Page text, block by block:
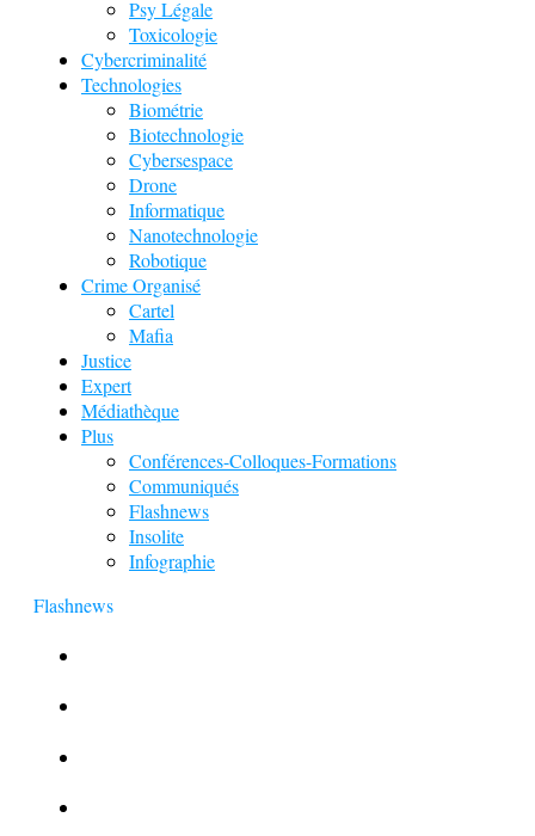
Psy Légale
Toxicologie
Cybercriminalité
Technologies
Biométrie
Biotechnologie
Cybersespace
Drone
Informatique
Nanotechnologie
Robotique
Crime Organisé
Cartel
Mafia
Justice
Expert
Médiathèque
Plus
Conférences-Colloques-Formations
Communiqués
Flashnews
Insolite
Infographie
Flashnews